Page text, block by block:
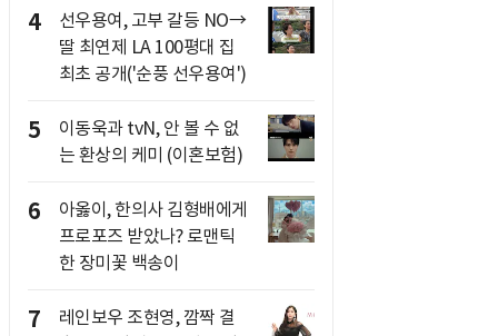
4
선우용여, 고부 갈등 NO→
딸 최연제 LA 100평대 집
최초 공개('순풍 선우용여')
5
이동욱과 tvN, 안 볼 수 없
는 환상의 케미 (이혼보험)
6
아옳이, 한의사 김형배에게
프로포즈 받았나? 로맨틱
한 장미꽃 백송이
7
레인보우 조현영, 깜짝 결